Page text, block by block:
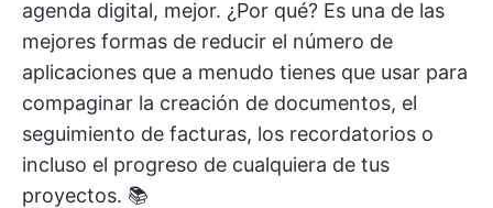
agenda digital, mejor. ¿Por qué? Es una de las
mejores formas de reducir el número de
aplicaciones que a menudo tienes que usar para
compaginar la creación de documentos, el
seguimiento de facturas, los recordatorios o
incluso el progreso de cualquiera de tus
proyectos. 📚